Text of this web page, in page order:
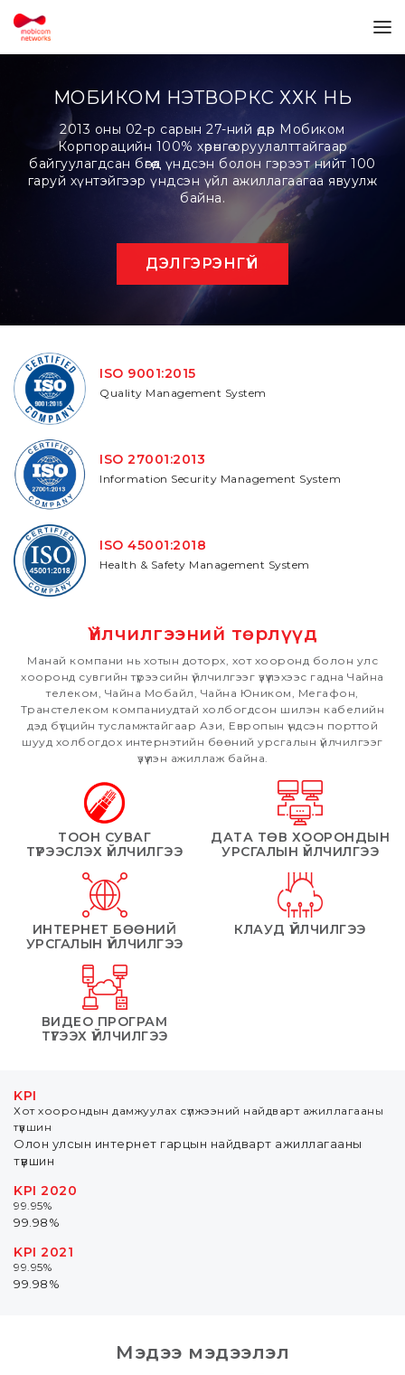
МОБИКОМ НЭТВОРКС ХХК НЬ
2013 оны 02-р сарын 27-ний өдөр Мобиком
Корпорацийн 100% хөрөнгө оруулалттайгаар
байгуулагдсан бөгөөд үндсэн болон гэрээт нийт 100
гаруй хүнтэйгээр үндсэн үйл ажиллагаагаа явуулж
байна.
ДЭЛГЭРЭНГҮЙ
ISO 9001:2015
Quality Management System
ISO 27001:2013
Information Security Management System
ISO 45001:2018
Health & Safety Management System
Үйлчилгээний төрлүүд
Манай компани нь хотын доторх, хот хооронд болон улс
хооронд сувгийн түрээсийн үйлчилгээг үзүүлэхээс гадна Чайна
телеком, Чайна Мобайл, Чайна Юником, Мегафон,
Транстелеком компаниудтай холбогдсон шилэн кабелийн
дэд бүтцийн тусламжтайгаар Ази, Европын үндсэн порттой
шууд холбогдох интернэтийн бөөний урсгалын үйлчилгээг
үзүүлэн ажиллаж байна.
ТООН СУВАГ
ТҮРЭЭСЛЭХ ҮЙЛЧИЛГЭЭ
ДАТА ТӨВ ХООРОНДЫН
УРСГАЛЫН ҮЙЛЧИЛГЭЭ
ИНТЕРНЕТ БӨӨНИЙ
УРСГАЛЫН ҮЙЛЧИЛГЭЭ
КЛАУД ҮЙЛЧИЛГЭЭ
ВИДЕО ПРОГРАМ
ТҮГЭЭХ ҮЙЛЧИЛГЭЭ
KPI
Хот хоорондын дамжуулах сүлжээний найдварт ажиллагааны
түвшин
Олон улсын интернет гарцын найдварт ажиллагааны
түвшин
KPI 2020
99.95%
99.98%
KPI 2021
99.95%
99.98%
Мэдээ мэдээлэл